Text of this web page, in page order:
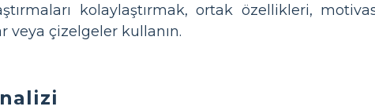
kolaylaştırmak, ortak özellikleri,
veya çizelgeler kullanın.